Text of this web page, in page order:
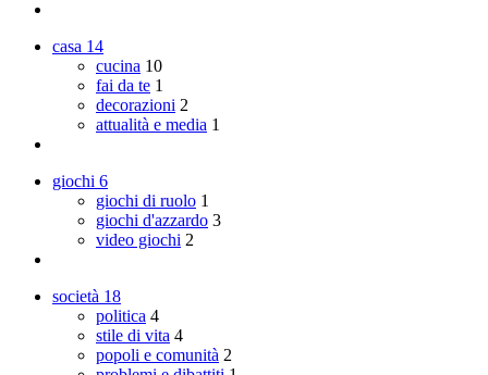
casa 14
cucina 10
fai da te 1
decorazioni 2
attualità e media 1
giochi 6
giochi di ruolo 1
giochi d'azzardo 3
video giochi 2
società 18
politica 4
stile di vita 4
popoli e comunità 2